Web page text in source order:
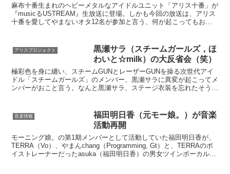
麻布十番生まれのヘビーメタルなアイドルユニット「アリス十番」が
『musicるUSTREAM』生放送に登場。しかも今回の放送は、アリス
十番を愛してやまないオタ12名が参加と言う、何が起こってもおか
アリスプロジェクト
黒瀬サラ（スチームガールズ，ほ
わいと☆milk）の大反省会（笑）
極彩色を身に纏い、スチームGUNとレーザーGUNを操る次世代アイ
ドル「スチームガールズ」のメンバー、黒瀬サラに異変が起こってメ
ンバーがおこと言う。なんと黒瀬サラ、ステージ衣装を忘れたそう
音楽情報
福田明日香（元モー娘。）が音楽
活動再開
モーニング娘。の第1期メンバーとして活動していた福田明日香が、
TERRA（Vo）、やまんchang（Programming, Gt）と、TERRAのボ
イストレーナーだったasuka（福田明日香）の男女ツインボーカルの